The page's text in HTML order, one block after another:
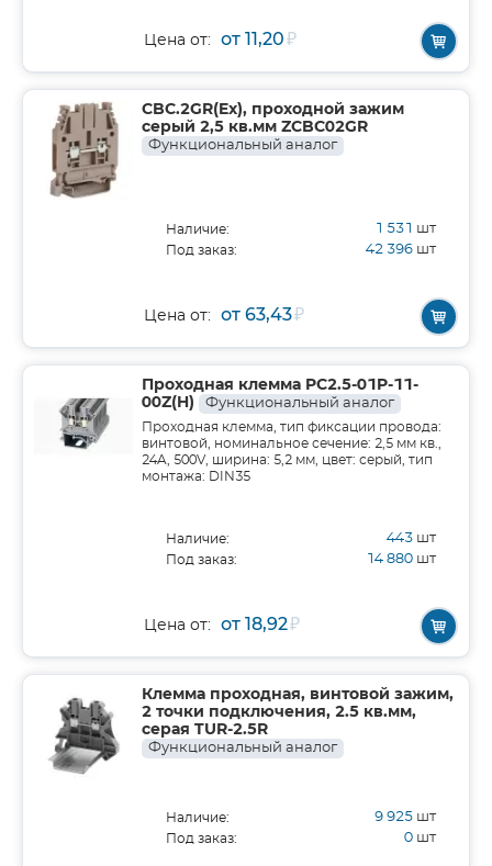
Цена от: от 11,20₽
CBC.2GR(Ex), проходной зажим
серый 2,5 кв.мм ZCBC02GR
Функциональный аналог
Наличие: 1 531 шт
Под заказ: 42 396 шт
Цена от: от 63,43₽
Проходная клемма PC2.5-01P-11-
00Z(H)
Функциональный аналог
Проходная клемма, тип фиксации провода:
винтовой, номинальное сечение: 2,5 мм кв.,
24A, 500V, ширина: 5,2 мм, цвет: серый, тип
монтажа: DIN35
Наличие: 443 шт
Под заказ: 14 880 шт
Цена от: от 18,92₽
Клемма проходная, винтовой зажим,
2 точки подключения, 2.5 кв.мм,
серая TUR-2.5R
Функциональный аналог
Наличие: 9 925 шт
Под заказ: 0 шт